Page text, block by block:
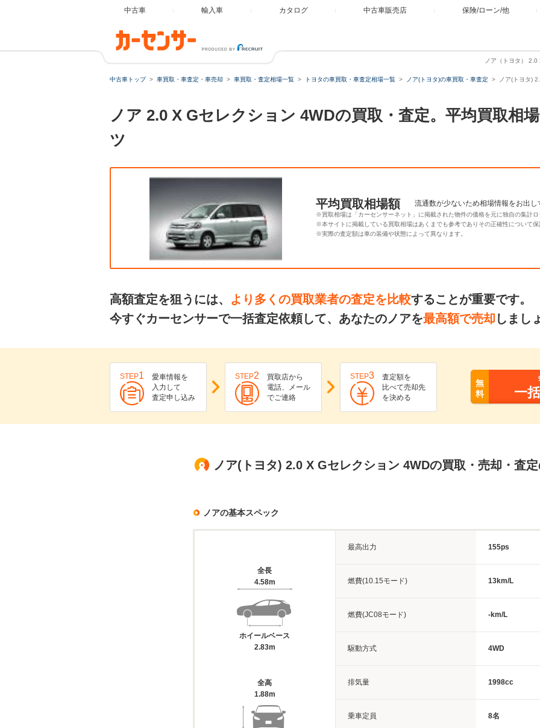
中古車 輸入車 カタログ 中古車販売店 保険/ローン/他
ノア（トヨタ）
中古車トップ 車買取・車査定・車売却 車買取・査定相場一覧 トヨタの車買取・車査定相場一覧 ノア(トヨタ)の車買取・車査定 ノア(トヨタ)
ノア 2.0 X Gセレクション 4WDの買取・査定。平均買取相
ツ
平均買取相場額 流通数が少ないため相場情報をお出し
※買取相場は「カーセンサーネット」に掲載された物件の価格を元に独自の集計ロ
※本サイトに掲載している買取相場はあくまでも参考でありその正確性について保
※実際の査定額は車の装備や状態によって異なります。
高額査定を狙うには、 より多くの買取業者の査定を比較することが重要です。
今すぐカーセンサーで一括査定依頼して、あなたのノアを最高額で売却 しまし
STEP1
愛車情報を
入力して
査定申し込み
STEP2
買取店から
電話、メール
でご連絡
STEP3
査定額を
比べて売却先
を決める
無
料
一
ノア(トヨタ) 2.0 X Gセレクション 4WDの買取・売却・査
ノアの基本スペック
全長
4.58m
ホイールベース
2.83m
全高
1.88m
最高出力 155ps
燃費(10.15モード) 13km/L
燃費(JC08モード) -km/L
駆動方式 4WD
排気量 1998cc
乗車定員 8名